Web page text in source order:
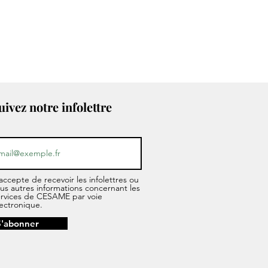
notre infolettre
de recevoir les infolettres ou
autres informations concernant les
de CESAME par voie